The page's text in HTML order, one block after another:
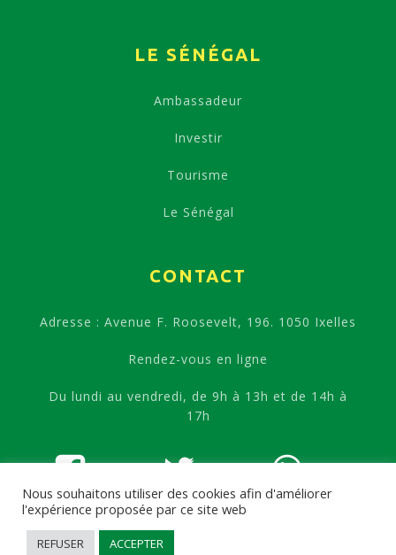
LE SÉNÉGAL
Ambassadeur
Investir
Tourisme
Le Sénégal
CONTACT
Adresse : Avenue F. Roosevelt, 196. 1050 Ixelles
Rendez-vous en ligne
Du lundi au vendredi, de 9h à 13h et de 14h à
17h
Nous souhaitons utiliser des cookies afin d'améliorer
l'expérience proposée par ce site web
REFUSER ACCEPTER